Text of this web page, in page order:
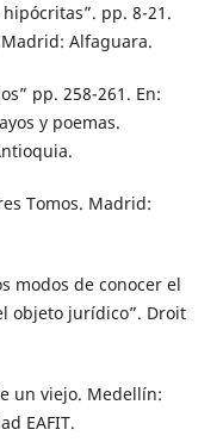
pp. 8-21.
Alfaguara.
pp. 258-261. En:
y poemas.
Tomos. Madrid:
modos de conocer el
objeto jurídico”. Droit
un viejo. Medellín:
EAFIT.